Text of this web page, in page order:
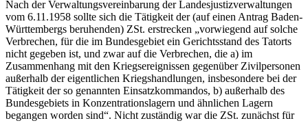
Nach der Verwaltungsvereinbarung der Landesjustizverwaltungen
vom 6.11.1958 sollte sich die Tätigkeit der (auf einen Antrag Baden-
Württembergs beruhenden) ZSt. erstrecken „vorwiegend auf solche
Verbrechen, für die im Bundesgebiet ein Gerichtsstand des Tatorts
nicht gegeben ist, und zwar auf die Verbrechen, die a) im
Zusammenhang mit den Kriegsereignissen gegenüber Zivilpersonen
außerhalb der eigentlichen Kriegshandlungen, insbesondere bei der
Tätigkeit der so genannten Einsatzkommandos, b) außerhalb des
Bundesgebiets in Konzentrationslagern und ähnlichen Lagern